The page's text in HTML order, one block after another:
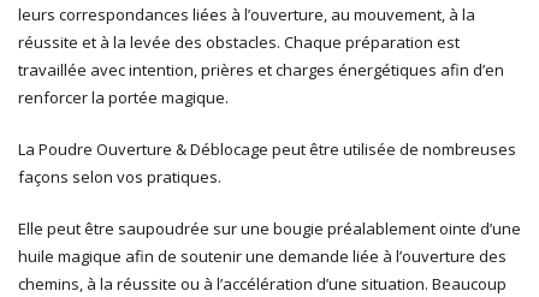
leurs correspondances liées à l’ouverture, au mouvement, à la
réussite et à la levée des obstacles. Chaque préparation est
travaillée avec intention, prières et charges énergétiques afin d’en
renforcer la portée magique.
La Poudre Ouverture & Déblocage peut être utilisée de nombreuses
façons selon vos pratiques.
Elle peut être saupoudrée sur une bougie préalablement ointe d’une
huile magique afin de soutenir une demande liée à l’ouverture des
chemins, à la réussite ou à l’accélération d’une situation. Beaucoup